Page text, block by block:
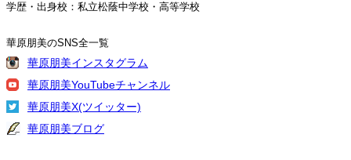
学歴・出身校：私立松蔭中学校・高等学校
華原朋美のSNS全一覧
華原朋美インスタグラム
華原朋美YouTubeチャンネル
華原朋美X(ツイッター)
華原朋美ブログ